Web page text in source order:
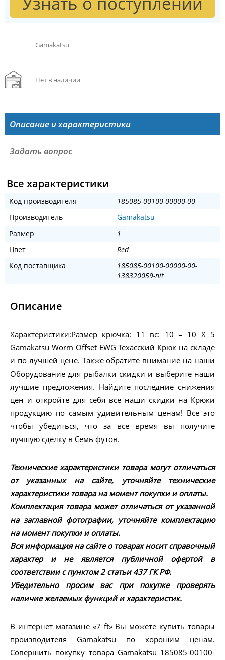
Gamakatsu
Нет в наличии
Описание и характеристики
Задать вопрос
Все характеристики
Код производителя
185085-00100-00000-00
Производитель
Gamakatsu
Размер
1
Цвет
Red
Код поставщика
185085-00100-00000-00-
138320059-nit
Описание
Характеристики:Размер крючка: 11 вс: 10 = 10 Х 5
Gamakatsu Worm Offset EWG Техасский Крюк на складе
и по лучшей цене. Также обратите внимание на наши
Оборудование для рыбалки скидки и выберите наши
лучшие предложения. Найдите последние снижения
цен и откройте для себя все наши скидки на Крюки
продукцию по самым удивительным ценам! Все это
чтобы убедиться, что за все время вы получите
лучшую сделку в Семь футов.
Технические характеристики товара могут отличаться
от указанных на сайте, уточняйте технические
характеристики товара на момент покупки и оплаты.
Комплектация товара может отличаться от указанной
на заглавной фотографии, уточняйте комплектацию
на момент покупки и оплаты.
Вся информация на сайте о товарах носит справочный
характер и не является публичной офертой в
соответствии с пунктом 2 статьи 437 ГК РФ.
Убедительно просим вас при покупке проверять
наличие желаемых функций и характеристик.
В интернет магазине «7 ft» Вы можете купить товары
производителя Gamakatsu по хорошим ценам.
Совершить покупку товара Gamakatsu 185085-00100-